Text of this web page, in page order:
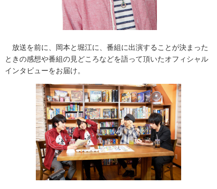
放送を前に、岡本と堀江に、番組に出演することが決まった
ときの感想や番組の見どころなどを語って頂いたオフィシャル
インタビューをお届け。